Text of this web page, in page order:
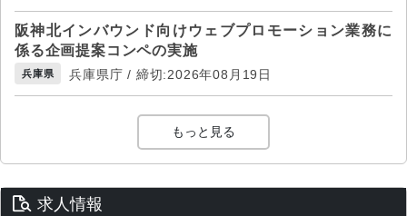
阪神北インバウンド向けウェブプロモーション業務に
係る企画提案コンペの実施
兵庫県 兵庫県庁 / 締切:2026年08月19日
もっと見る
求人情報